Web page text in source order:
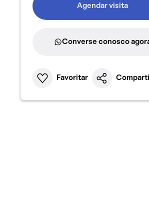
Agendar visita
Converse conosco
Favoritar